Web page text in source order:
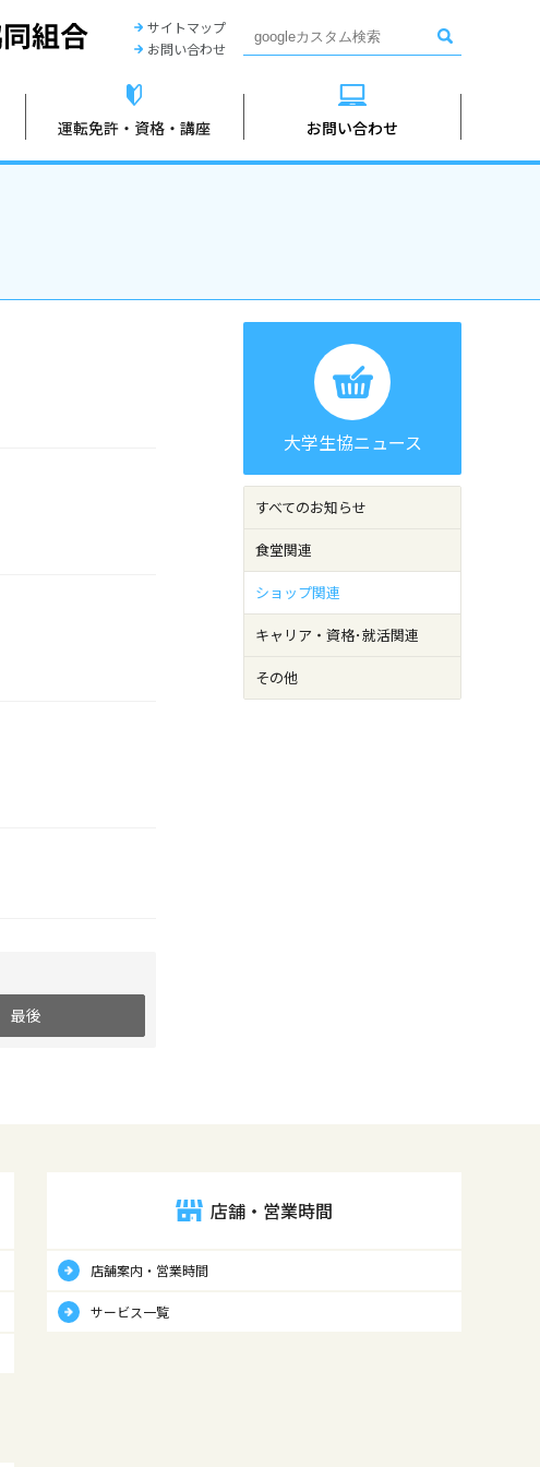
長崎県立大学シーボルト校生活協同組合
サイトマップ
お問い合わせ
運転免許・資格・講座 お問い合わせ
最後
大学生協ニュース
すべてのお知らせ
食堂関連
ショップ関連
キャリア・資格･就活関連
その他
店舗・営業時間
店舗案内・営業時間
サービス一覧